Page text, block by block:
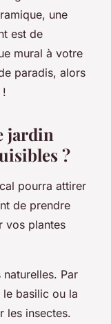
une
est de
mural à votre
paradis, alors
!
jardin
?
pourra attirer
de prendre
vos plantes
Par
basilic ou la
les insectes.